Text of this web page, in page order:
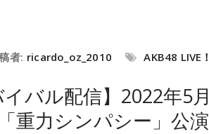
者: ricardo_oz_2010 AKB48 LIVE
イバル配信】2022年5
重力シンパシー」公